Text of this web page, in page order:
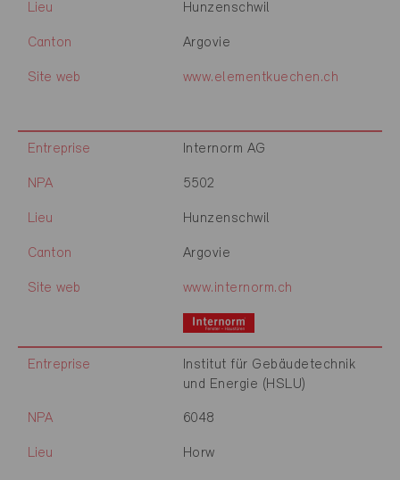
Lieu Hunzenschwil
Canton Argovie
Site web www.elementkuechen.ch
Entreprise Internorm AG
NPA 5502
Lieu Hunzenschwil
Canton Argovie
Site web www.internorm.ch
Entreprise
Institut für Gebäudetechnik
und Energie (HSLU)
NPA 6048
Lieu Horw